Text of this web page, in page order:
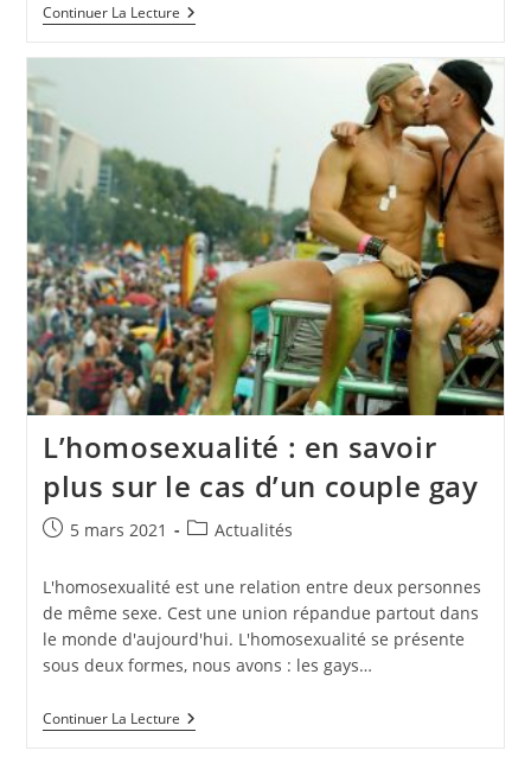
Continuer La LectureAstuces
Infaillibles
La
Chandeleur
2024
L’homosexualité : en savoir
plus sur le cas d’un couple gay
Publication
5 mars 2021
PostActualités
L'homosexualité est une relation entre deux personnes
de même sexe. Cest une union répandue partout dans
le monde d'aujourd'hui. L'homosexualité se présente
sous deux formes, nous avons : les gays…
Continuer La LectureL’homosexualité :
En